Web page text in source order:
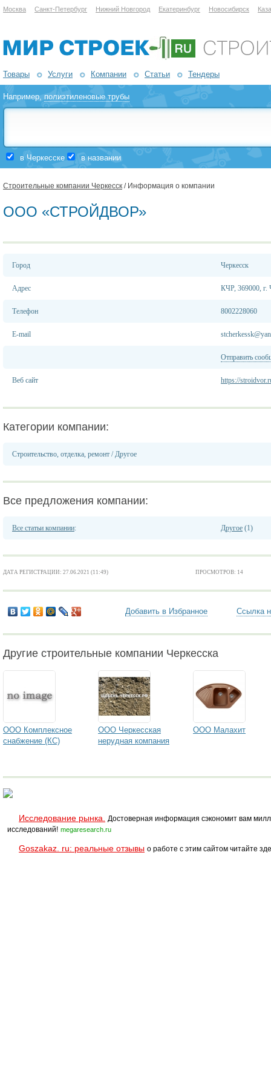
Москва Санкт-Петербург Нижний Новгород Екатеринбург Новосибирск
Товары Услуги Компании Статьи Тендеры
Например,полиэтиленовые трубы
в Черкесске в названии
Строительные компании Черкесск / Информация о компании
ООО «СТРОЙДВОР»
Город Черкесск
Адрес КЧР, 369000, г.
Телефон 8002228060
E-mail
Отправить
Веб сайт https://
Категории компании:
Строительство, отделка, ремонт /Другое
Все предложения компании:
Все статьи компании: Другое (1)
ДАТА РЕГИСТРАЦИИ: 27.06.2021 (11:49) ПРОСМОТРОВ: 14
Добавить в Избранное Ссылка
Другие строительные компании Черкесска
ООО Комплексное
снабжение (КС)
ООО Черкесская
нерудная компания
ООО Малахит
Исследование рынка.
Достоверная информация сэкономит вам
исследований! megaresearch.ru
Goszakaz. ru: реальные отзывы о работе с этим сайтом читайте